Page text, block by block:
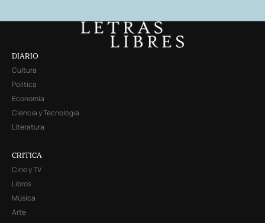
DIARIO
Cultura
Política
Economía
Ciencia y Tecnología
Literatura
CRITICA
Cine y TV
Libros
Música
Arte